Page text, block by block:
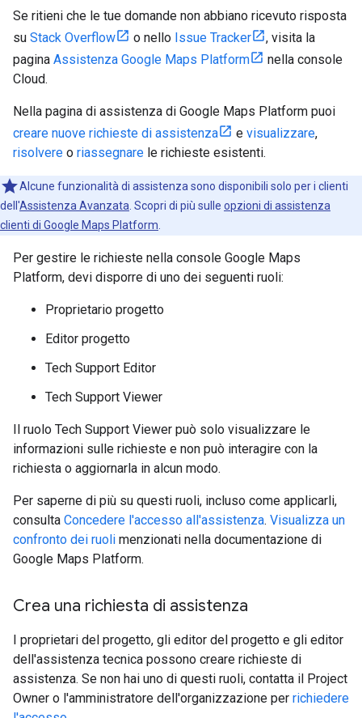
Se ritieni che le tue domande non abbiano ricevuto risposta
su Stack Overflow o nello Issue Tracker
, visita la
pagina Assistenza Google Maps Platform
nella console
Cloud.
Nella pagina di assistenza di Google Maps Platform puoi
creare nuove richieste di assistenza
e visualizzare,
risolvere o riassegnare le richieste esistenti.
Alcune funzionalità di assistenza sono disponibili solo per i clienti
dell'Assistenza Avanzata . Scopri di più sulle opzioni di assistenza
clienti di Google Maps Platform
Per gestire le richieste nella console Google Maps
Platform, devi disporre di uno dei seguenti ruoli:
Proprietario progetto
Editor progetto
Tech Support Editor
Tech Support Viewer
Il ruolo Tech Support Viewer può solo visualizzare le
informazioni sulle richieste e non può interagire con la
richiesta o aggiornarla in alcun modo.
Per saperne di più su questi ruoli, incluso come applicarli,
consulta Concedere l'accesso all'assistenza. Visualizza un
confronto dei ruoli menzionati nella documentazione di
Google Maps Platform.
Crea una richiesta di assistenza
I proprietari del progetto, gli editor del progetto e gli editor
dell'assistenza tecnica possono creare richieste di
assistenza. Se non hai uno di questi ruoli, contatta il Project
Owner o l'amministratore dell'organizzazione per richiedere